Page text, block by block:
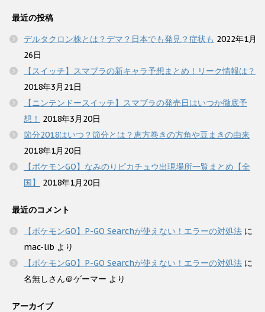
最近の投稿
デルタクロン株とは？デマ？日本でも発見？症状も 2022年1月
26日
【スイッチ】スマブラの新キャラ予想まとめ！リーク情報は？
2018年3月21日
【ニンテンドースイッチ】スマブラの発売日はいつか徹底予
想！
2018年3月20日
節分2018はいつ？節分とは？恵方巻きの方角や豆まきの由来
2018年1月20日
【ポケモンGO】なみのりピカチュウ出現場所一覧まとめ【全
国】
2018年1月20日
最近のコメント
【ポケモンGO】P-GO Searchが使えない！エラーの対処法 に
mac-lib より
【ポケモンGO】P-GO Searchが使えない！エラーの対処法 に
名無しさん＠ゲーマー より
アーカイブ